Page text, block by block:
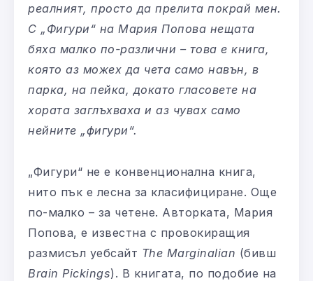
реалният, просто да прелита покрай мен.
С „Фигури“ на Мария Попова нещата
бяха малко по-различни – това е книга,
която аз можех да чета само навън, в
парка, на пейка, докато гласовете на
хората заглъхваха и аз чувах само
нейните „фигури“.
„Фигури“ не е конвенционална книга,
нито пък е лесна за класифициране. Още
по-малко – за четене. Авторката, Мария
Попова, е известна с провокиращия
размисъл уебсайт The Marginalian (бивш
Brain Pickings). В книгата, по подобие на